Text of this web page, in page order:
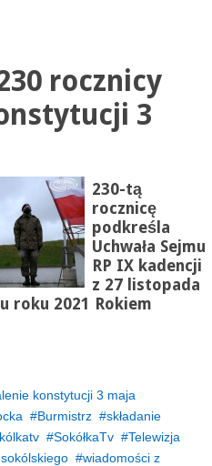
rocznicy
3
230-tą
rocznicę
podkreśla
Uchwała Sejmu
RP IX kadencji
z 27 listopada
roku 2021 Rokiem
konstytucji 3 maja
Burmistrz
składanie
SokółkaTv
Telewizja
wiadomości z